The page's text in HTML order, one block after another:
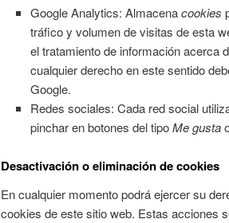
Google Analytics: Almacenacookies
tráfico y volumen de visitas de esta
el tratamiento de información acerca
cualquier derecho en este sentido
Google.
Redes sociales: Cada red social
pinchar en botones del tipoMe gusta
Desactivación o eliminación de cookies
En cualquier momento podrá ejercer su
cookies de este sitio web. Estas acciones